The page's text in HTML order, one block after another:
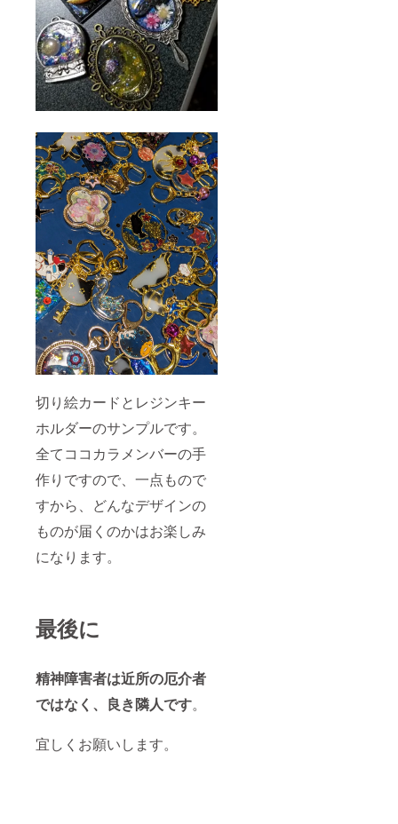
切り絵カードとレジンキー
ホルダーのサンプルです。
全てココカラメンバーの手
作りですので、一点もので
すから、どんなデザインの
ものが届くのかはお楽しみ
になります。
最後に
精神障害者は近所の厄介者
ではなく、良き隣人です。
宜しくお願いします。